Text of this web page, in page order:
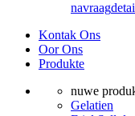
navraag
Kontak Ons
Oor Ons
Produkte
nuwe
Gelatien